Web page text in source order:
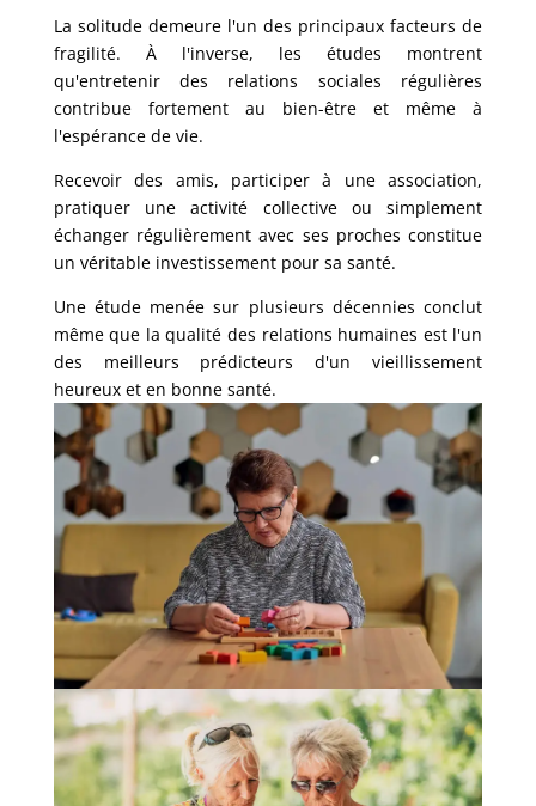
La solitude demeure l'un des principaux facteurs de
fragilité. À l'inverse, les études montrent
qu'entretenir des relations sociales régulières
contribue fortement au bien-être et même à
l'espérance de vie.
Recevoir des amis, participer à une association,
pratiquer une activité collective ou simplement
échanger régulièrement avec ses proches constitue
un véritable investissement pour sa santé.
Une étude menée sur plusieurs décennies conclut
même que la qualité des relations humaines est l'un
des meilleurs prédicteurs d'un vieillissement
heureux et en bonne santé.